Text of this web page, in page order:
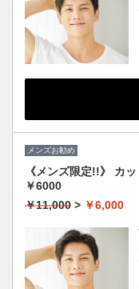
メンズお勧め
《メンズ限定!!》 カ
￥6000
￥11,000 > ￥6,000